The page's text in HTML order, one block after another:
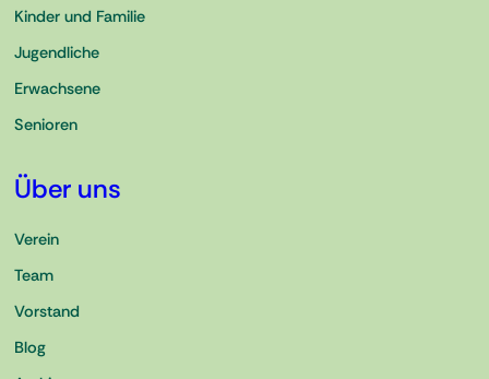
Kinder und Familie
Jugendliche
Erwachsene
Senioren
Über uns
Verein
Team
Vorstand
Blog